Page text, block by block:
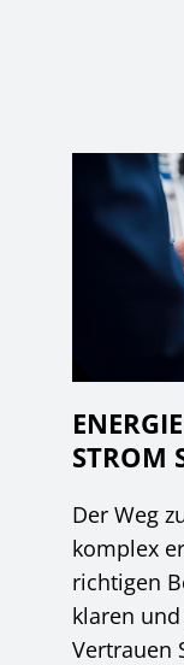
STROM
Der Weg
komplex
richtigen
klaren
Vertrauen